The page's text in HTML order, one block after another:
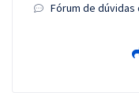
Fórum de